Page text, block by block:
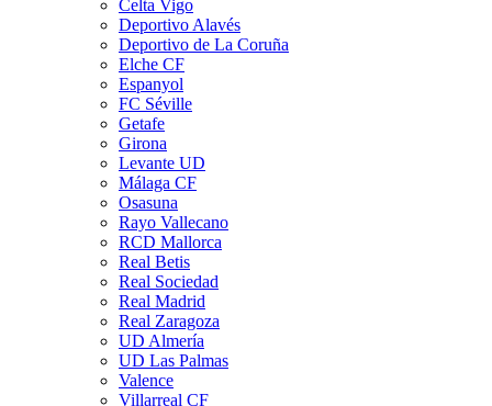
Celta Vigo
Deportivo Alavés
Deportivo de La Coruña
Elche CF
Espanyol
FC Séville
Getafe
Girona
Levante UD
Málaga CF
Osasuna
Rayo Vallecano
RCD Mallorca
Real Betis
Real Sociedad
Real Madrid
Real Zaragoza
UD Almería
UD Las Palmas
Valence
Villarreal CF